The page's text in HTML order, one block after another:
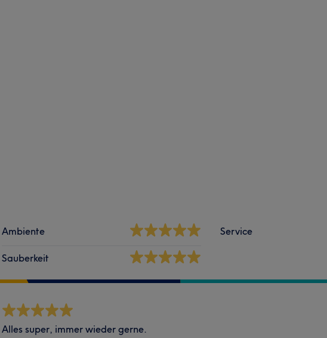
Ambiente
Sauberkeit
Service
Alles super, immer wieder gerne.